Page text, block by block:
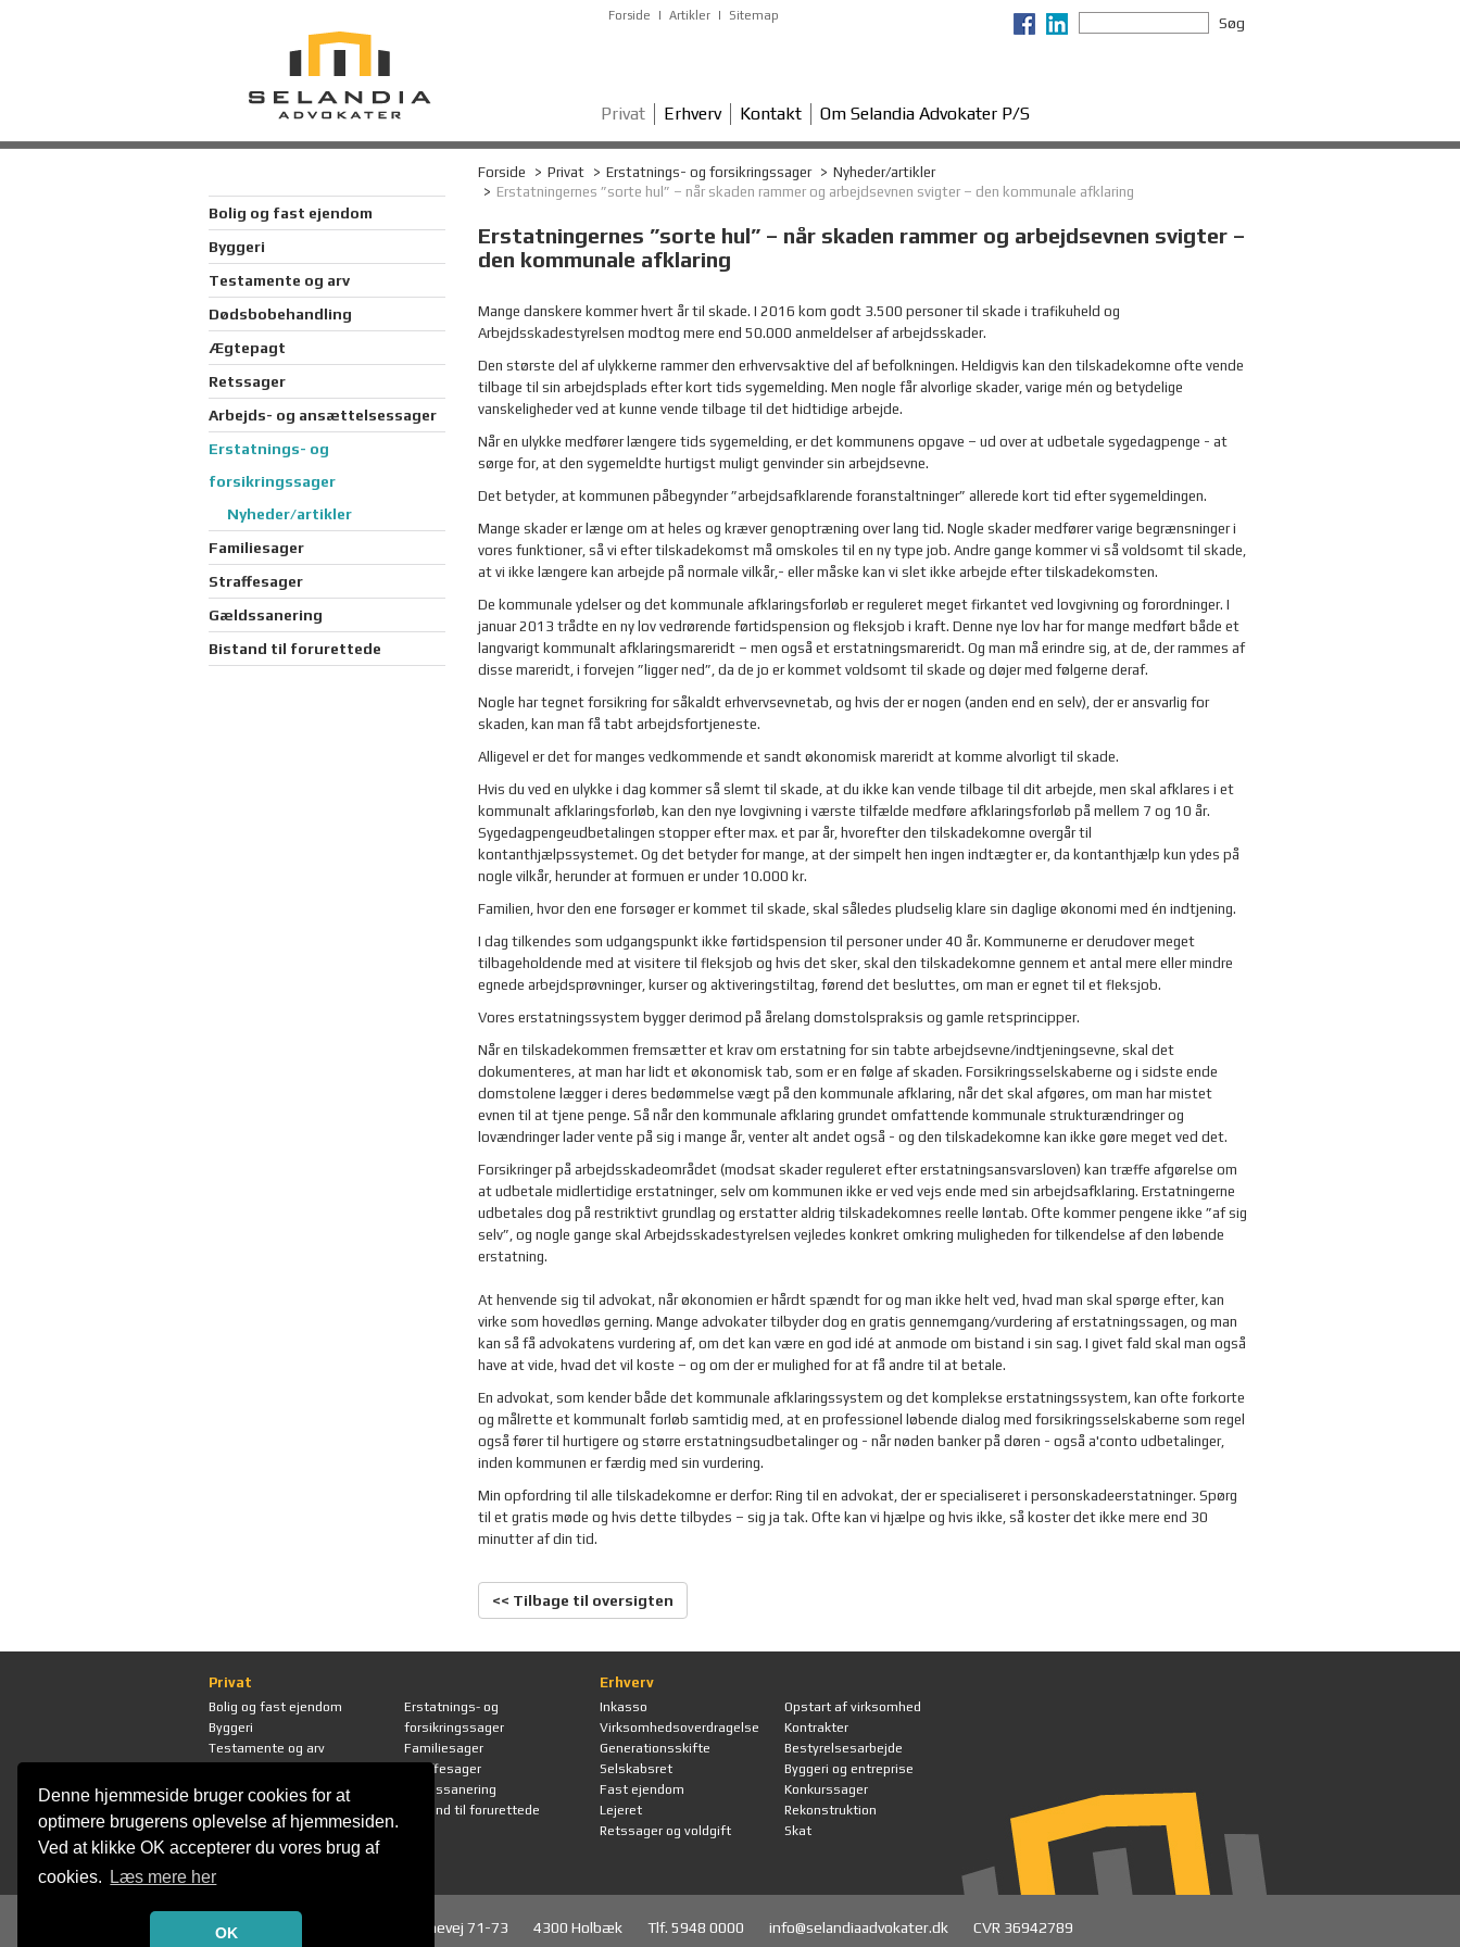
Denne hjemmeside bruger cookies for at
optimere brugerens oplevelse af hjemmesiden.
Ved at klikke OK accepterer du vores brug af
cookies.
Læs mere her
OK
Forside Artikler Sitemap Søg
Privat Erhverv Kontakt Om Selandia Advokater P/S
Bolig og fast ejendom
Byggeri
Testamente og arv
Dødsbobehandling
Ægtepagt
Retssager
Arbejds- og ansættelsessager
Erstatnings- og
forsikringssager
Nyheder/artikler
Familiesager
Straffesager
Gældssanering
Bistand til forurettede
Forside Privat Erstatnings- og forsikringssager
Nyheder/artikler
Erstatningernes ”sorte hul” – når skaden rammer og arbejdsevnen svigter – den kommunale afklaring
Erstatningernes ”sorte hul” – når skaden rammer og arbejdsevnen svigter –
den kommunale afklaring
Mange danskere kommer hvert år til skade. I 2016 kom godt 3.500 personer til skade i trafikuheld og
Arbejdsskadestyrelsen modtog mere end 50.000 anmeldelser af arbejdsskader.
Den største del af ulykkerne rammer den erhvervsaktive del af befolkningen. Heldigvis kan den tilskadekomne ofte vende
tilbage til sin arbejdsplads efter kort tids sygemelding. Men nogle får alvorlige skader, varige mén og betydelige
vanskeligheder ved at kunne vende tilbage til det hidtidige arbejde.
Når en ulykke medfører længere tids sygemelding, er det kommunens opgave – ud over at udbetale sygedagpenge - at
sørge for, at den sygemeldte hurtigst muligt genvinder sin arbejdsevne.
Det betyder, at kommunen påbegynder ”arbejdsafklarende foranstaltninger” allerede kort tid efter sygemeldingen.
Mange skader er længe om at heles og kræver genoptræning over lang tid. Nogle skader medfører varige begrænsninger i
vores funktioner, så vi efter tilskadekomst må omskoles til en ny type job. Andre gange kommer vi så voldsomt til skade,
at vi ikke længere kan arbejde på normale vilkår,- eller måske kan vi slet ikke arbejde efter tilskadekomsten.
De kommunale ydelser og det kommunale afklaringsforløb er reguleret meget firkantet ved lovgivning og forordninger. I
januar 2013 trådte en ny lov vedrørende førtidspension og fleksjob i kraft. Denne nye lov har for mange medført både et
langvarigt kommunalt afklaringsmareridt – men også et erstatningsmareridt. Og man må erindre sig, at de, der rammes af
disse mareridt, i forvejen ”ligger ned”, da de jo er kommet voldsomt til skade og døjer med følgerne deraf.
Nogle har tegnet forsikring for såkaldt erhvervsevnetab, og hvis der er nogen (anden end en selv), der er ansvarlig for
skaden, kan man få tabt arbejdsfortjeneste.
Alligevel er det for manges vedkommende et sandt økonomisk mareridt at komme alvorligt til skade.
Hvis du ved en ulykke i dag kommer så slemt til skade, at du ikke kan vende tilbage til dit arbejde, men skal afklares i et
kommunalt afklaringsforløb, kan den nye lovgivning i værste tilfælde medføre afklaringsforløb på mellem 7 og 10 år.
Sygedagpengeudbetalingen stopper efter max. et par år, hvorefter den tilskadekomne overgår til
kontanthjælpssystemet. Og det betyder for mange, at der simpelt hen ingen indtægter er, da kontanthjælp kun ydes på
nogle vilkår, herunder at formuen er under 10.000 kr.
Familien, hvor den ene forsøger er kommet til skade, skal således pludselig klare sin daglige økonomi med én indtjening.
I dag tilkendes som udgangspunkt ikke førtidspension til personer under 40 år. Kommunerne er derudover meget
tilbageholdende med at visitere til fleksjob og hvis det sker, skal den tilskadekomne gennem et antal mere eller mindre
egnede arbejdsprøvninger, kurser og aktiveringstiltag, førend det besluttes, om man er egnet til et fleksjob.
Vores erstatningssystem bygger derimod på årelang domstolspraksis og gamle retsprincipper.
Når en tilskadekommen fremsætter et krav om erstatning for sin tabte arbejdsevne/indtjeningsevne, skal det
dokumenteres, at man har lidt et økonomisk tab, som er en følge af skaden. Forsikringsselskaberne og i sidste ende
domstolene lægger i deres bedømmelse vægt på den kommunale afklaring, når det skal afgøres, om man har mistet
evnen til at tjene penge. Så når den kommunale afklaring grundet omfattende kommunale strukturændringer og
lovændringer lader vente på sig i mange år, venter alt andet også - og den tilskadekomne kan ikke gøre meget ved det.
Forsikringer på arbejdsskadeområdet (modsat skader reguleret efter erstatningsansvarsloven) kan træffe afgørelse om
at udbetale midlertidige erstatninger, selv om kommunen ikke er ved vejs ende med sin arbejdsafklaring. Erstatningerne
udbetales dog på restriktivt grundlag og erstatter aldrig tilskadekomnes reelle løntab. Ofte kommer pengene ikke ”af sig
selv”, og nogle gange skal Arbejdsskadestyrelsen vejledes konkret omkring muligheden for tilkendelse af den løbende
erstatning.
At henvende sig til advokat, når økonomien er hårdt spændt for og man ikke helt ved, hvad man skal spørge efter, kan
virke som hovedløs gerning. Mange advokater tilbyder dog en gratis gennemgang/vurdering af erstatningssagen, og man
kan så få advokatens vurdering af, om det kan være en god idé at anmode om bistand i sin sag. I givet fald skal man også
have at vide, hvad det vil koste – og om der er mulighed for at få andre til at betale.
En advokat, som kender både det kommunale afklaringssystem og det komplekse erstatningssystem, kan ofte forkorte
og målrette et kommunalt forløb samtidig med, at en professionel løbende dialog med forsikringsselskaberne som regel
også fører til hurtigere og større erstatningsudbetalinger og - når nøden banker på døren - også a'conto udbetalinger,
inden kommunen er færdig med sin vurdering.
Min opfordring til alle tilskadekomne er derfor: Ring til en advokat, der er specialiseret i personskadeerstatninger. Spørg
til et gratis møde og hvis dette tilbydes – sig ja tak. Ofte kan vi hjælpe og hvis ikke, så koster det ikke mere end 30
minutter af din tid.
<< Tilbage til oversigten
Privat
Bolig og fast ejendom
Byggeri
Testamente og arv
Ægtepagt
Arbejds- og
ansættelsessager
Erstatnings- og
forsikringssager
Familiesager
Straffesager
Gældssanering
Bistand til forurettede
Erhverv
Inkasso
Virksomhedsoverdragelse
Generationsskifte
Selskabsret
Fast ejendom
Lejeret
Retssager og voldgift
Opstart af virksomhed
Kontrakter
Bestyrelsesarbejde
Byggeri og entreprise
Konkurssager
Rekonstruktion
Skat
Selandia Advokater P/S Kasernevej 71-73 4300 Holbæk Tlf. 5948 0000 info@selandiaadvokater.dk CVR 36942789